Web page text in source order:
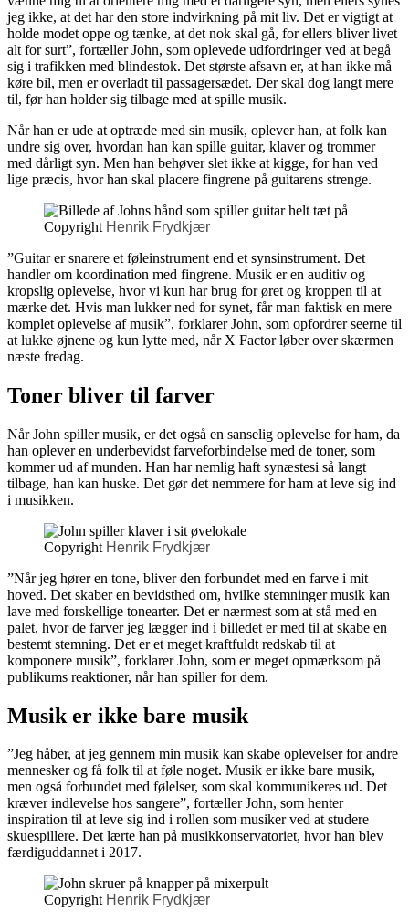
jeg ikke, at det har den store indvirkning på mit liv. Det er vigtigt at
holde modet oppe og tænke, at det nok skal gå, for ellers bliver livet
alt for surt”, fortæller John, som oplevede udfordringer ved at begå
sig i trafikken med blindestok. Det største afsavn er, at han ikke må
køre bil, men er overladt til passagersædet. Der skal dog langt mere
til, før han holder sig tilbage med at spille musik.
Når han er ude at optræde med sin musik, oplever han, at folk kan
undre sig over, hvordan han kan spille guitar, klaver og trommer
med dårligt syn. Men han behøver slet ikke at kigge, for han ved
lige præcis, hvor han skal placere fingrene på guitarens strenge.
Copyright Henrik Frydkjær
”Guitar er snarere et føleinstrument end et synsinstrument. Det
handler om koordination med fingrene. Musik er en auditiv og
kropslig oplevelse, hvor vi kun har brug for øret og kroppen til at
mærke det. Hvis man lukker ned for synet, får man faktisk en mere
komplet oplevelse af musik”, forklarer John, som opfordrer seerne til
at lukke øjnene og kun lytte med, når X Factor løber over skærmen
næste fredag.
Toner bliver til farver
Når John spiller musik, er det også en sanselig oplevelse for ham, da
han oplever en underbevidst farveforbindelse med de toner, som
kommer ud af munden. Han har nemlig haft synæstesi så langt
tilbage, han kan huske. Det gør det nemmere for ham at leve sig ind
i musikken.
Copyright Henrik Frydkjær
”Når jeg hører en tone, bliver den forbundet med en farve i mit
hoved. Det skaber en bevidsthed om, hvilke stemninger musik kan
lave med forskellige tonearter. Det er nærmest som at stå med en
palet, hvor de farver jeg lægger ind i billedet er med til at skabe en
bestemt stemning. Det er et meget kraftfuldt redskab til at
komponere musik”, forklarer John, som er meget opmærksom på
publikums reaktioner, når han spiller for dem.
Musik er ikke bare musik
”Jeg håber, at jeg gennem min musik kan skabe oplevelser for andre
mennesker og få folk til at føle noget. Musik er ikke bare musik,
men også forbundet med følelser, som skal kommunikeres ud. Det
kræver indlevelse hos sangere”, fortæller John, som henter
inspiration til at leve sig ind i rollen som musiker ved at studere
skuespillere. Det lærte han på musikkonservatoriet, hvor han blev
færdiguddannet i 2017.
Copyright Henrik Frydkjær